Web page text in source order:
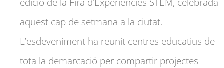
aquest cap de setmana a la ciutat.
L’esdeveniment ha reunit centres educatius de
tota la demarcació per compartir projectes